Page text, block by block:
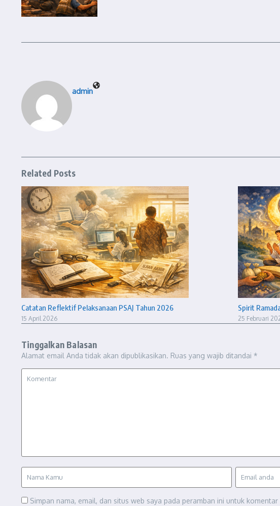
admin
Related Posts
Catatan Reflektif Pelaksanaan PSAJ Tahun 2026
15 April 2026
Spirit
25 Februari
Tinggalkan Balasan
Alamat email Anda tidak akan dipublikasikan. Ruas yang wajib ditandai *
Simpan nama, email, dan situs web saya pada peramban ini untuk